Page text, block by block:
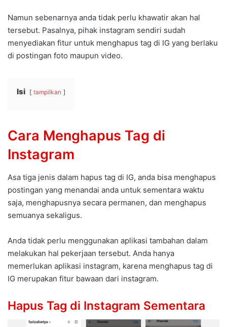
Namun sebenarnya anda tidak perlu khawatir akan hal
tersebut. Pasalnya, pihak instagram sendiri sudah
menyediakan fitur untuk menghapus tag di IG yang berlaku
di postingan foto maupun video.
Isi tampilkan
Cara Menghapus Tag di
Instagram
Asa tiga jenis dalam hapus tag di IG, anda bisa menghapus
postingan yang menandai anda untuk sementara waktu
saja, menghapusnya secara permanen, dan menghapus
semuanya sekaligus.
Anda tidak perlu menggunakan aplikasi tambahan dalam
melakukan hal pekerjaan tersebut. Anda hanya
memerlukan aplikasi instagram, karena menghapus tag di
IG merupakan fitur bawaan dari instagram.
Hapus Tag di Instagram Sementara